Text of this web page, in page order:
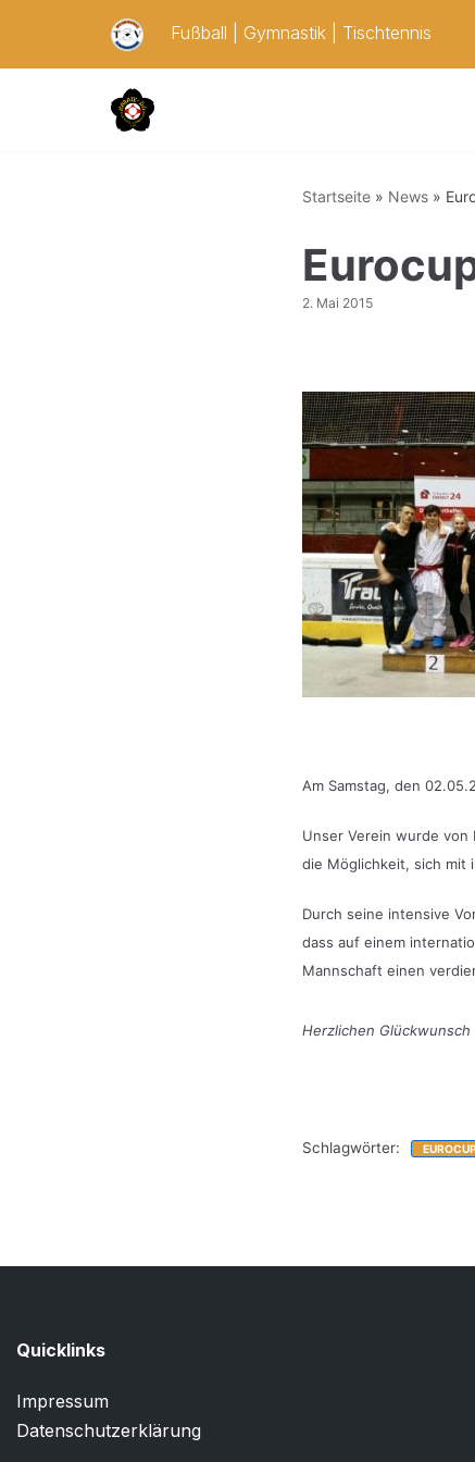
Fußball Gymnastik Tischtennis
Startseite» News»
2. Mai 2015
Am Samstag, den
Unser Verein wurde von
die Möglichkeit, sich mit
Durch seine intensive
dass auf einem
Mannschaft einen
Herzlichen
Schlagwörter:
Quicklinks
Impressum
Datenschutzerklärung